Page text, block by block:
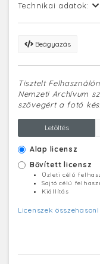
Technikai adatok:
Beágyazás
Tisztelt
Nemzeti Archívum
szövegért a fotó
Letöltés
Alap licensz
Bővített licensz
Üzleti célú
Sajtó célú
Kiállítás
Licenszek